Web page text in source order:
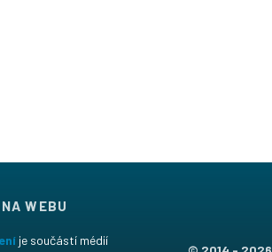
WEBU
je součástí médií